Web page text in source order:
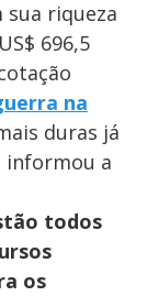
sua riqueza
696,5
na
duras já
informou a
todos
os